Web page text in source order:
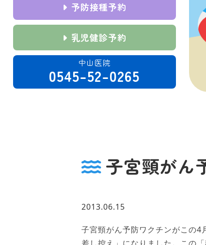
予防接種予約
乳児健診予約
中山医院
0545-52-0265
子宮頸がん
2013.06.15
子宮頸がん予防ワクチンがこの4